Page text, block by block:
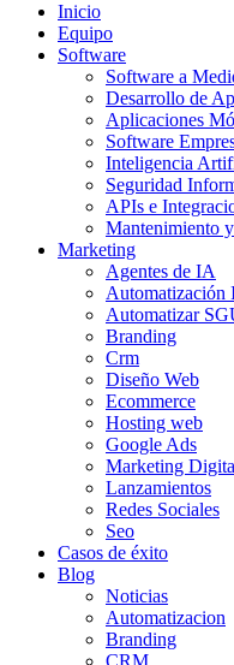
Inicio
Equipo
Software
Software a
Desarrollo de
Aplicaciones
Software
Inteligencia
Seguridad
APIs e
Mantenimiento
Marketing
Agentes de IA
Automatización
Automatizar
Branding
Crm
Diseño Web
Ecommerce
Hosting web
Google Ads
Marketing
Lanzamientos
Redes Sociales
Seo
Casos de éxito
Blog
Noticias
Automatizacion
Branding